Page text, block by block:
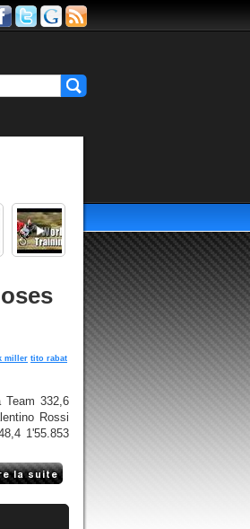
miller tito rabat
Team 332,6
Rossi
1'55.853